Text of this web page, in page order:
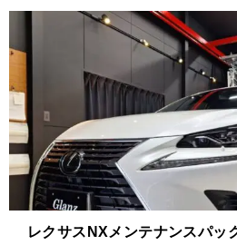
レクサスNXメンテナンスパッ